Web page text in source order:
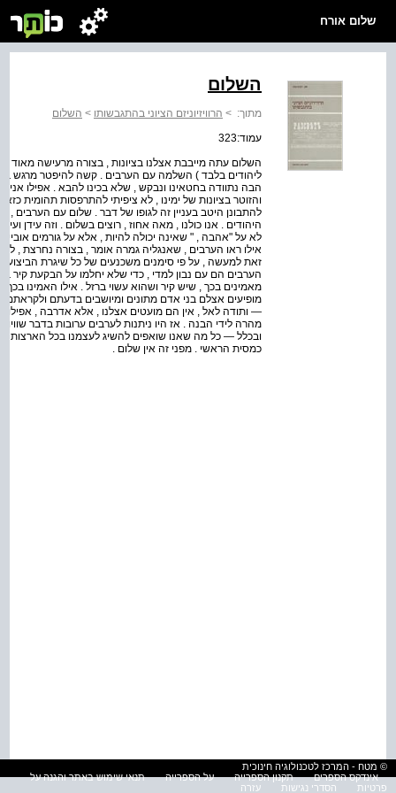
שלום אורח
השלום
מתוך: > הרוויזיוניזם הציוני בהתגבשותו > השלום
עמוד:323
השלום עתה מייבבת אצלנו בציונות , בצורה מרעישה מאוד
ליהודים בלבד ) השלמה עם הערבים . קשה להיפטר מרגש
הבה נתוודה בחטאינו ונבקש , שלא בכינו להבא . אפילו אני
והזוטר בציונות של ימינו , לא ציפיתי להתרפסות תהומית
להתבונן היטב בעניין זה לגופו של דבר . שלום עם הערבים ,
היהודים . אנו כולנו , מאה אחוז , רוצים בשלום . וזה עידן
לא על "אהבה , " שאינה יכולה להיות , אלא על גורמים
אילו ראו הערבים , שאנגליה גמרה אומר , בצורה נחרצת ,
זאת למעשה , על פי סימנים משכנעים של כל שיגרת
הערבים הם עם נבון למדי , כדי שלא יחלמו על הבקעת קיר
מאמינים בכך , שיש קיר ושהוא עשוי ברזל . אילו האמינו
מופיעים אצלם בני אדם מתונים ומיושבים בדעתם ולקראתם
— ותודה לאל , אין הם מועטים אצלנו , אלא אדרבה , אפילו
מהרה לידי הבנה . אז היו ניתנות לערבים ערובות בדבר
ובכלל — כל מה שאנו שואפים להשיג לעצמנו בכל
כמסית הראשי . מפני זה אין שלום .
© מטח - המרכז לטכנולוגיה חינוכית
אינדקס הספרים
תקנון הספרייה על הספרייה
תנאי שימוש באתר והגנה על
פרטיות
הסדרי נגישות עזרה